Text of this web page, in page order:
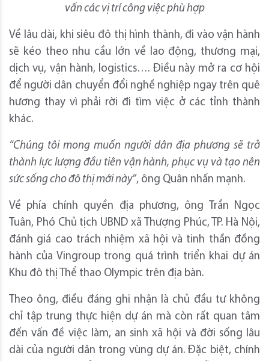
vấn các vị trí công việc phù hợp
Về lâu dài, khi siêu đô thị hình thành, đi vào vận hành
sẽ kéo theo nhu cầu lớn về lao động, thương mại,
dịch vụ, vận hành, logistics…. Điều này mở ra cơ hội
để người dân chuyển đổi nghề nghiệp ngay trên quê
hương thay vì phải rời đi tìm việc ở các tỉnh thành
khác.
“Chúng tôi mong muốn người dân địa phương sẽ trở
thành lực lượng đầu tiên vận hành, phục vụ và tạo nên
sức sống cho đô thị mới này”, ông Quân nhấn mạnh.
Về phía chính quyền địa phương, ông Trần Ngọc
Tuân, Phó Chủ tịch UBND xã Thượng Phúc, TP. Hà Nội,
đánh giá cao trách nhiệm xã hội và tinh thần đồng
hành của Vingroup trong quá trình triển khai dự án
Khu đô thị Thể thao Olympic trên địa bàn.
Theo ông, điều đáng ghi nhận là chủ đầu tư không
chỉ tập trung thực hiện dự án mà còn rất quan tâm
đến vấn đề việc làm, an sinh xã hội và đời sống lâu
dài của người dân trong vùng dự án. Đặc biệt, chính